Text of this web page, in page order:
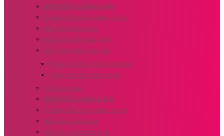
BỒN RỬA CHÉN & VÒI
Combo bồn rửa chén có vòi
Bồn rửa chén Inox
Bồn rửa chén bằng đá
Bồn rửa chén cao cấp
Chậu vòi rửa chén Eurogold
Chậu vòi rửa chén Aroki
Vòi rửa chén
BỒN RỬA CHÉN & VÒI
Combo bồn rửa chén có vòi
Bồn rửa chén Inox
Bồn rửa chén bằng đá